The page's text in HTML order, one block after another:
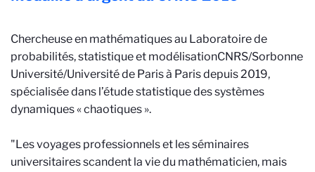
Chercheuse en mathématiques au Laboratoire de
probabilités, statistique et modélisationCNRS/Sorbonne
Université/Université de Parisà Paris depuis 2019,
spécialisée dans l’étude statistique des systèmes
dynamiques « chaotiques ».
"Les voyages professionnels et les séminaires
universitaires scandent la vie du mathématicien, mais